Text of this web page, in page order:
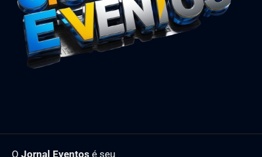
O Jornal Eventos é seu